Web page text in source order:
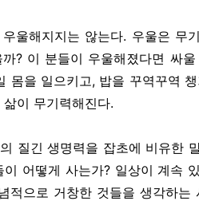
울해지지는 않는다. 우울은 무
? 이 분들이 우울해졌다면 싸
몸을 일으키고, 밥을 꾸역꾸역
이 무기력해진다.
질긴 생명력을 잡초에 비유한
어떻게 사는가? 일상이 계속
으로 거창한 것들을 생각하는